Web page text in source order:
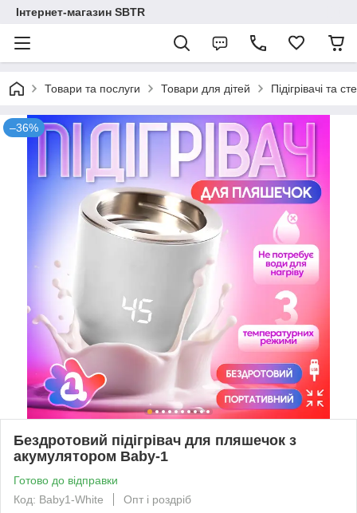
Інтернет-магазин SBTR
Товари та послуги Товари для дітей Підігрівачі та
–36%
Бездротовий підігрівач для пляшечок з
акумулятором Baby-1
Готово до відправки
Код: Baby1-White
Опт і роздріб